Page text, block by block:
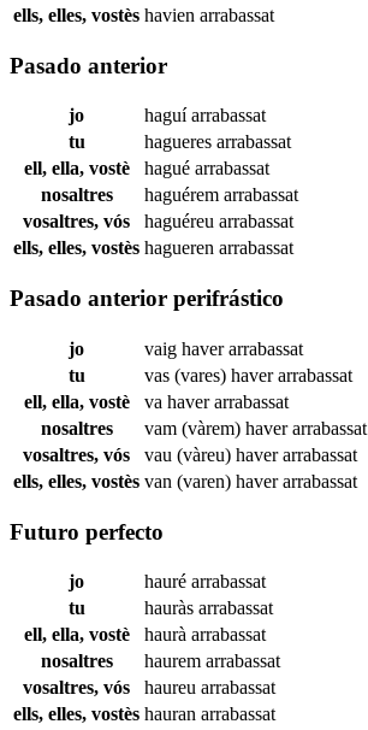
ells, elles, vostès havien arrabassat
Pasado anterior
jo haguíarrabassat
tu
hagueres arrabassat
ell, ella, vostè
hagué arrabassat
nosaltres
haguérem arrabassat
vosaltres, vós
haguéreu arrabassat
ells, elles, vostès hagueren arrabassat
Pasado anterior perifrástico
jo vaig haverarrabassat
tu
vas (vares) haverarrabassat
ell, ella, vostè
va haverarrabassat
nosaltres
vam (vàrem) haverarrabassat
vosaltres, vós
vau (vàreu) haverarrabassat
ells, elles, vostès van (varen) haverarrabassat
Futuro perfecto
jo hauré arrabassat
tu
hauràs arrabassat
ell, ella, vostè
haurà arrabassat
nosaltres
haurem arrabassat
vosaltres, vós
haureu arrabassat
ells, elles, vostès hauran arrabassat